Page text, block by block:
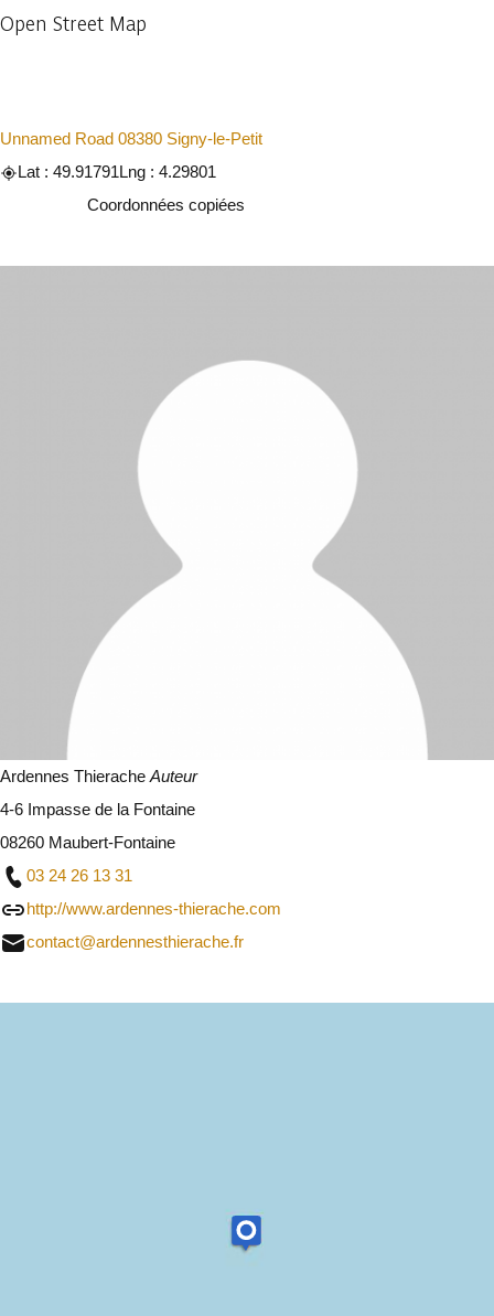
Open Street Map
Unnamed Road 08380 Signy-le-Petit
Lat : 49.91791Lng : 4.29801
Coordonnées copiées
Ardennes Thierache Auteur
4-6 Impasse de la Fontaine
08260 Maubert-Fontaine
03 24 26 13 31
http://www.ardennes-thierache.com
contact@ardennesthierache.fr